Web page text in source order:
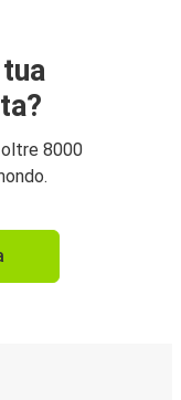
8000